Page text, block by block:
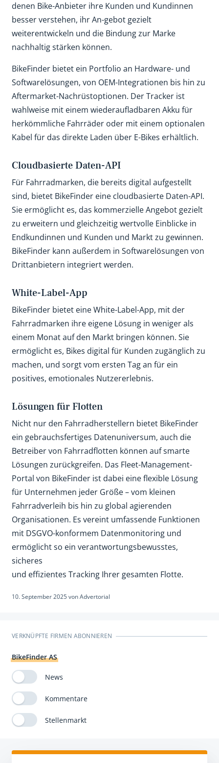
denen Bike-Anbieter ihre Kunden und Kundinnen
besser verstehen, ihr An-gebot gezielt
weiterentwickeln und die Bindung zur Marke
nachhaltig stärken können.
BikeFinder bietet ein Portfolio an Hardware- und
Softwarelösungen, von OEM-Integrationen bis hin zu
Aftermarket-Nachrüstoptionen. Der Tracker ist
wahlweise mit einem wiederaufladbaren Akku für
herkömmliche Fahrräder oder mit einem optionalen
Kabel für das direkte Laden über E-Bikes erhältlich.
Cloudbasierte Daten-API
Für Fahrradmarken, die bereits digital aufgestellt
sind, bietet BikeFinder eine cloudbasierte Daten-API.
Sie ermöglicht es, das kommerzielle Angebot gezielt
zu erweitern und gleichzeitig wertvolle Einblicke in
Endkundinnen und Kunden und Markt zu gewinnen.
BikeFinder kann außerdem in Softwarelösungen von
Drittanbietern integriert werden.
White-Label-App
BikeFinder bietet eine White-Label-App, mit der
Fahrradmarken ihre eigene Lösung in weniger als
einem Monat auf den Markt bringen können. Sie
ermöglicht es, Bikes digital für Kunden zugänglich zu
machen, und sorgt vom ersten Tag an für ein
positives, emotionales Nutzererlebnis.
Lösungen für Flotten
Nicht nur den Fahrradherstellern bietet BikeFinder
ein gebrauchsfertiges Datenuniversum, auch die
Betreiber von Fahrradflotten können auf smarte
Lösungen zurückgreifen. Das Fleet-Management-
Portal von BikeFinder ist dabei eine flexible Lösung
für Unternehmen jeder Größe – vom kleinen
Fahrradverleih bis hin zu global agierenden
Organisationen. Es vereint umfassende Funktionen
mit DSGVO-konformem Datenmonitoring und
ermöglicht so ein verantwortungsbewusstes,
sicheres
und effizientes Tracking Ihrer gesamten Flotte.
10. September 2025vonAdvertorial
VERKNÜPFTE FIRMEN ABONNIEREN
BikeFinder AS
News
Kommentare
Stellenmarkt